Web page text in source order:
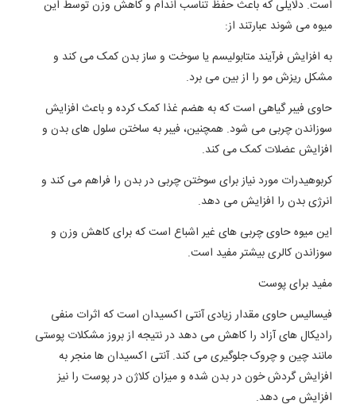
است. دلایلی که باعث حفظ تناسب اندام و کاهش وزن توسط این
میوه می شوند عبارتند از:
به افزایش فرآیند متابولیسم یا سوخت و ساز بدن کمک می کند و
مشکل ریزش مو را از بین می برد.
حاوی فیبر گیاهی است که به هضم غذا کمک کرده و باعث افزایش
سوزاندن چربی می شود. همچنین، فیبر به ساختن سلول های بدن و
افزایش عضلات کمک می کند.
کربوهیدرات مورد نیاز برای سوختن چربی در بدن را فراهم می کند و
انرژی بدن را افزایش می دهد.
این میوه حاوی چربی های غیر اشباع است که برای کاهش وزن و
سوزاندن کالری بیشتر مفید است.
مفید برای پوست
فیسالیس حاوی مقدار زیادی آنتی اکسیدان است که اثرات منفی
رادیکال های آزاد را کاهش می دهد در نتیجه از بروز مشکلات پوستی
مانند چین و چروک جلوگیری می کند. آنتی اکسیدان ها منجر به
افزایش گردش خون در بدن شده و میزان کلاژن در پوست را نیز
افزایش می دهد.